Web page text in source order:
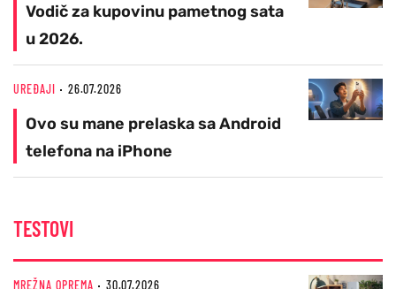
Vodič za kupovinu pametnog sata
u 2026.
UREĐAJI 26.07.2026
Ovo su mane prelaska sa Android
telefona na iPhone
TESTOVI
MREŽNA OPREMA 30.07.2026